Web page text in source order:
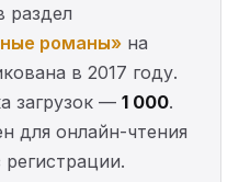
раздел
романы» на
в 2017 году.
загрузок — 1 000.
для онлайн-чтения